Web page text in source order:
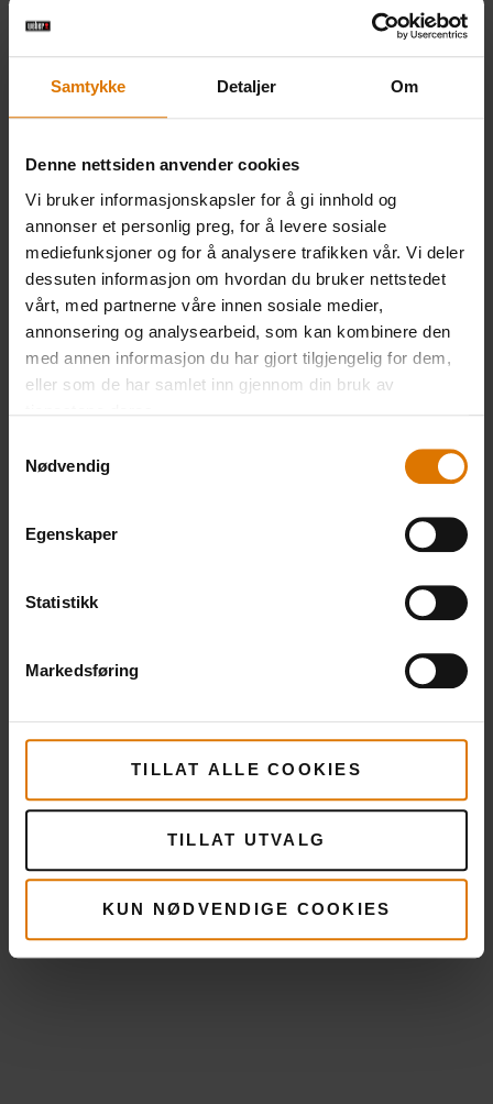
Samtykke Detaljer Om
Denne nettsiden anvender cookies
Vi bruker informasjonskapsler for å gi innhold og
annonser et personlig preg, for å levere sosiale
mediefunksjoner og for å analysere trafikken vår. Vi deler
dessuten informasjon om hvordan du bruker nettstedet
vårt, med partnerne våre innen sosiale medier,
annonsering og analysearbeid, som kan kombinere den
med annen informasjon du har gjort tilgjengelig for dem,
eller som de har samlet inn gjennom din bruk av
Nødvendig
Egenskaper
Statistikk
Markedsføring
TILLAT ALLE COOKIES
TILLAT UTVALG
KUN NØDVENDIGE COOKIES
Weber steketermometer
PRINT THIS LIST
Anbefalt tilbehør